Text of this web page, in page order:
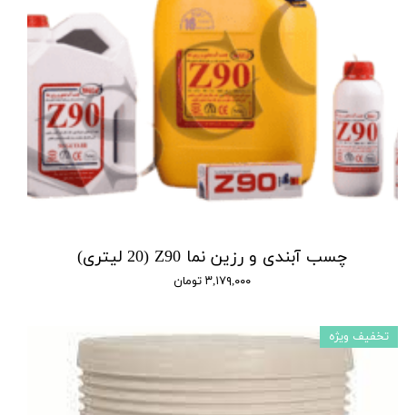
چسب آبندی و رزین نما Z90 (20 لیتری)
۳,۱۷۹,۰۰۰ تومان
تخفیف ویژه